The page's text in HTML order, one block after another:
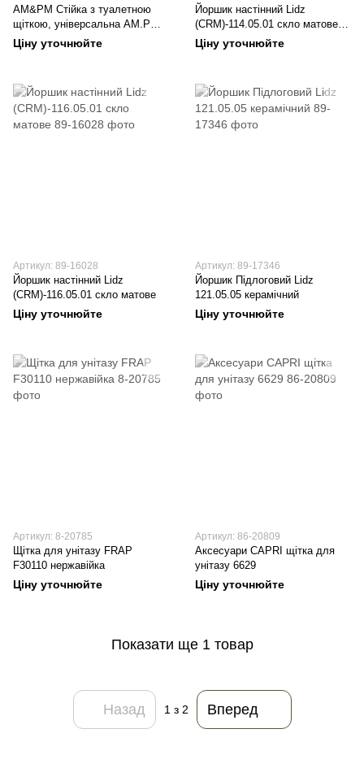
AM&PM Стійка з туалетною
щіткою, універсальна AM.PM
Like A8033400
Ціну уточнюйте
Йоршик настінний Lidz
(CRM)-114.05.01 скло матове
22167
Ціну уточнюйте
Артикул: 89-16028
Йоршик настінний Lidz
(CRM)-116.05.01 скло матове
Ціну уточнюйте
Артикул: 89-17346
Йоршик Підлоговий Lidz
121.05.05 керамічний
Ціну уточнюйте
Артикул: 8-20785
Щітка для унітазу FRAP
F30110 нержавійка
Ціну уточнюйте
Артикул: 86-20809
Аксесуари CAPRI щітка для
унітазу 6629
Ціну уточнюйте
Показати ще 1 товар
Назад 1 з 2 Вперед